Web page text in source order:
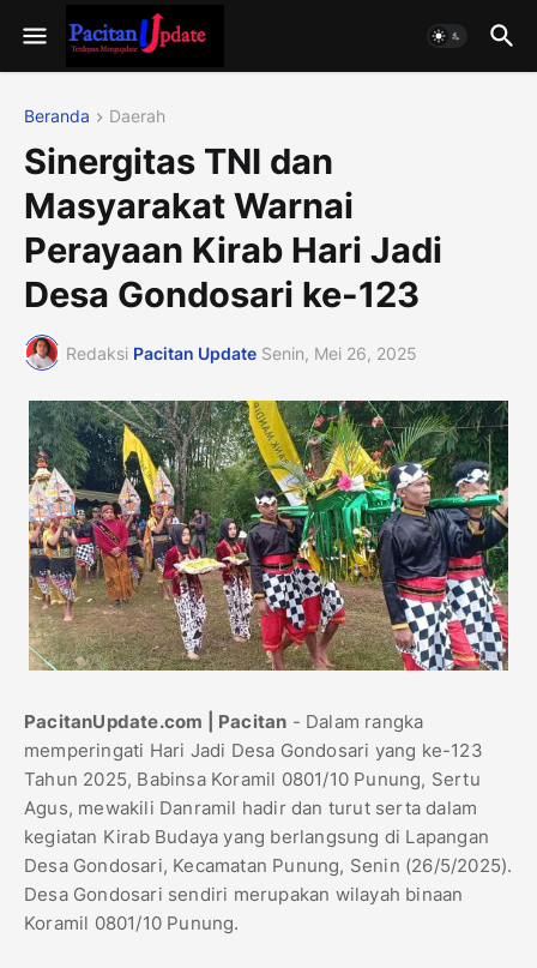
Beranda Daerah
Sinergitas TNI dan
Masyarakat Warnai
Perayaan Kirab Hari Jadi
Desa Gondosari ke-123
Redaksi Pacitan Update Senin, Mei 26, 2025
PacitanUpdate.com | Pacitan - Dalam rangka
memperingati Hari Jadi Desa Gondosari yang ke-123
Tahun 2025, Babinsa Koramil 0801/10 Punung, Sertu
Agus, mewakili Danramil hadir dan turut serta dalam
kegiatan Kirab Budaya yang berlangsung di Lapangan
Desa Gondosari, Kecamatan Punung, Senin (26/5/2025).
Desa Gondosari sendiri merupakan wilayah binaan
Koramil 0801/10 Punung.